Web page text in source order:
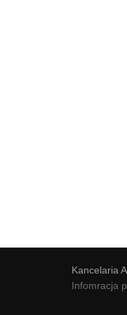
Kancelaria
Infomracja